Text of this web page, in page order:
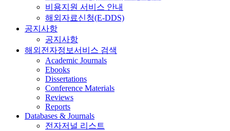
비용지원 서비스 안내
해외자료신청(E-DDS)
공지사항
공지사항
해외전자정보서비스 검색
Academic Journals
Ebooks
Dissertations
Conference Materials
Reviews
Reports
Databases & Journals
전자저널 리스트